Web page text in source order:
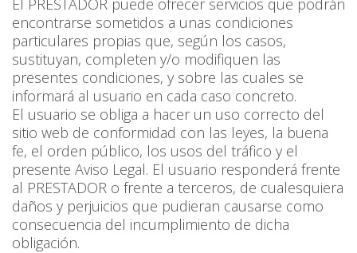
El PRESTADOR puede ofrecer servicios que podrán
encontrarse sometidos a unas condiciones
particulares propias que, según los casos,
sustituyan, completen y/o modifiquen las
presentes condiciones, y sobre las cuales se
informará al usuario en cada caso concreto.
El usuario se obliga a hacer un uso correcto del
sitio web de conformidad con las leyes, la buena
fe, el orden público, los usos del tráfico y el
presente Aviso Legal. El usuario responderá frente
al PRESTADOR o frente a terceros, de cualesquiera
daños y perjuicios que pudieran causarse como
consecuencia del incumplimiento de dicha
obligación.